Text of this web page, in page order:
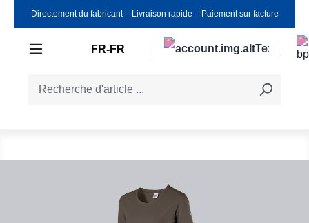
Passer au contenu principal
Directement du fabricant ‒ Livraison rapide ‒ Paiement sur facture
FR-FR